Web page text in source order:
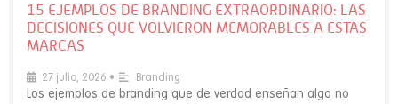
15 EJEMPLOS DE BRANDING EXTRAORDINARIO: LAS
DECISIONES QUE VOLVIERON MEMORABLES A ESTAS
MARCAS
27 julio, 2026 • Branding
Los ejemplos de branding que de verdad enseñan algo no